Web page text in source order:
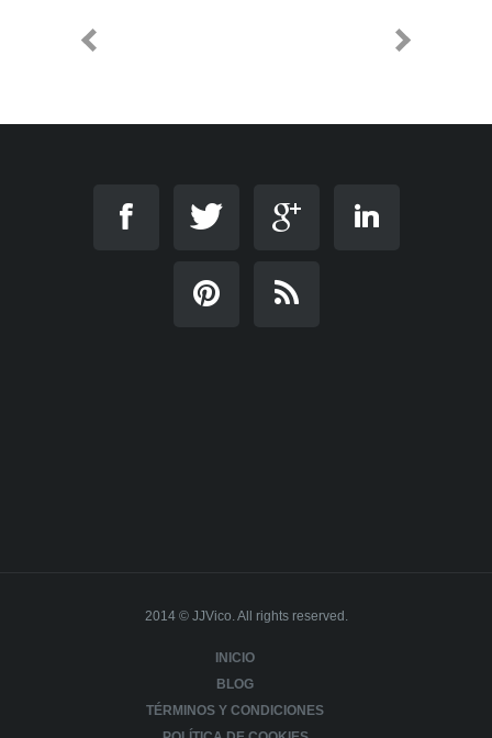
2014 © JJVico. All rights reserved.
INICIO
BLOG
TÉRMINOS Y CONDICIONES